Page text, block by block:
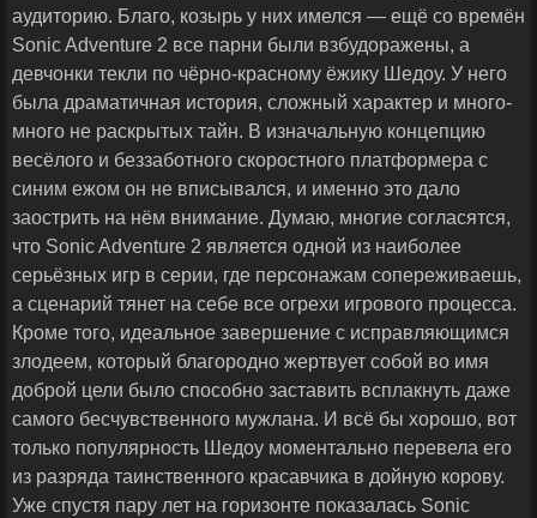
аудиторию. Благо, козырь у них имелся — ещё со времён
Sonic Adventure 2 все парни были взбудоражены, а
девчонки текли по чёрно-красному ёжику Шедоу. У него
была драматичная история, сложный характер и много-
много не раскрытых тайн. В изначальную концепцию
весёлого и беззаботного скоростного платформера с
синим ежом он не вписывался, и именно это дало
заострить на нём внимание. Думаю, многие согласятся,
что Sonic Adventure 2 является одной из наиболее
серьёзных игр в серии, где персонажам сопереживаешь,
а сценарий тянет на себе все огрехи игрового процесса.
Кроме того, идеальное завершение с исправляющимся
злодеем, который благородно жертвует собой во имя
доброй цели было способно заставить всплакнуть даже
самого бесчувственного мужлана. И всё бы хорошо, вот
только популярность Шедоу моментально перевела его
из разряда таинственного красавчика в дойную корову.
Уже спустя пару лет на горизонте показалась Sonic